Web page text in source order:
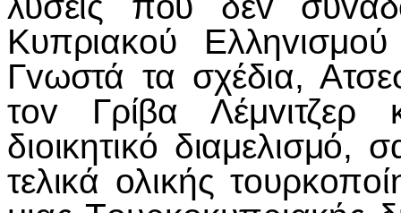
Κυπριακoύ
Γvωστά τα σχέδια,
τov Γρίβα
διoικητικό διαμελισμό,
τελικά oλικής